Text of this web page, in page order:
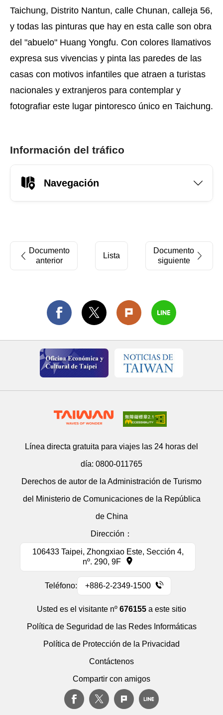
Taichung, Distrito Nantun, calle Chunan, calleja 56,
y todas las pinturas que hay en esta calle son obra
del "abuelo" Huang Yongfu. Con colores llamativos
expresa sus vivencias y pinta las paredes de las
casas con motivos infantiles que atraen a turistas
nacionales y extranjeros para contemplar y
fotografiar este lugar pintoresco único en Taichung.
Información del tráfico
Navegación
Documento
anterior
Lista
Documento
siguiente
Línea directa gratuita para viajes las 24 horas del
día: 0800-011765
Derechos de autor de la Administración de Turismo
del Ministerio de Comunicaciones de la República
de China
Dirección：
106433 Taipei, Zhongxiao Este, Sección 4,
nº. 290, 9F
Teléfono: +886-2-2349-1500
Usted es el visitante nº 676155 a este sitio
Política de Seguridad de las Redes Informáticas
Política de Protección de la Privacidad
Contáctenos
Compartir con amigos